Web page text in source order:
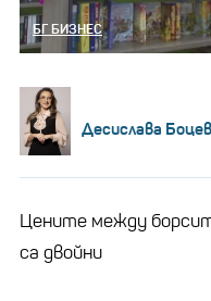
БГ БИЗНЕС
Десислава
Цените между
са двойни